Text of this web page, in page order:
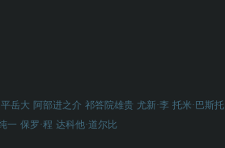
平岳大 阿部进之介 祁答院雄贵 尤新·李 托米·巴斯托
一 保罗·程 达科他·道尔比